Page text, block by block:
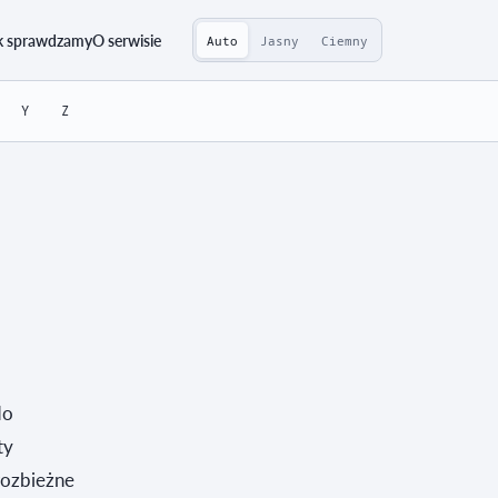
sprawdzamyO serwisie Auto Jasny Ciemny
Y Z